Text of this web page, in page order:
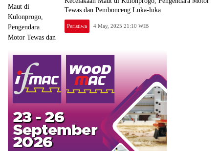
Tewas dan Pembonceng Luka-luka
Peristiwa 4 May, 2025 21:10 WIB